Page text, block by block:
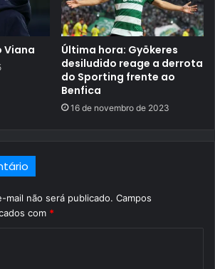
Viana
Última hora: Gyökeres
desiludido reage a derrota
do Sporting frente ao
Benfica
16 de novembro de 2023
mail não será publicado. Campos
com *